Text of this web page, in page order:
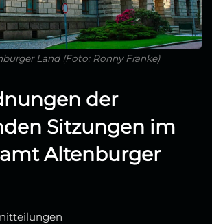
Land (Foto: Ronny Franke)
der
Sitzungen im
Altenburger